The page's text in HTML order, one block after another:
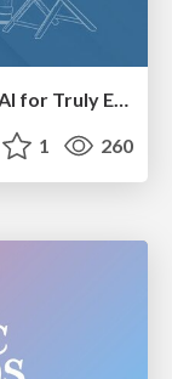
The Director’s Chair: Orchestrating AI for Truly Effective Learning
1 260